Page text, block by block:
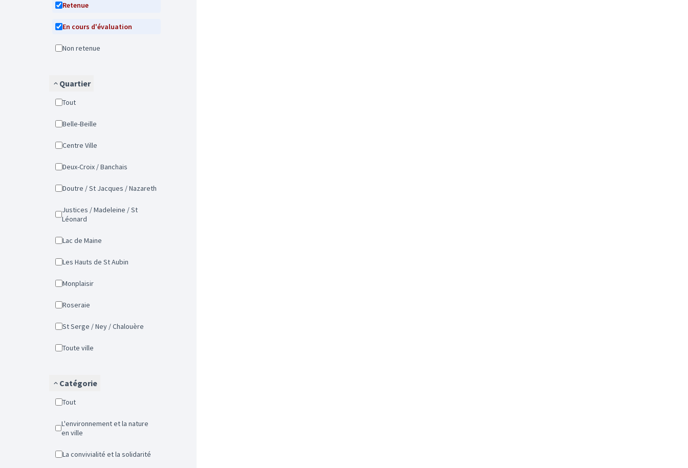
Retenue
En cours d'évaluation
Non retenue
Quartier
Tout
Belle-Beille
Centre Ville
Deux-Croix / Banchais
Doutre / St Jacques / Nazareth
Justices / Madeleine / St
Léonard
Lac de Maine
Les Hauts de St Aubin
Monplaisir
Roseraie
St Serge / Ney / Chalouère
Toute ville
Catégorie
Tout
L'environnement et la nature
en ville
La convivialité et la solidarité